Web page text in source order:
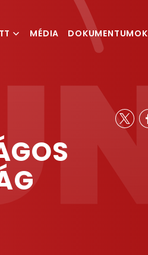
MÉDIA DOKUMENTUMOK